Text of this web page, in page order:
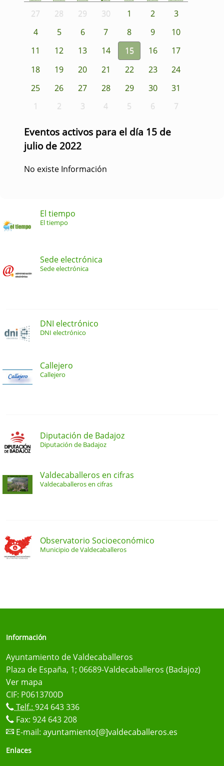
27 28 29 30 1 2
3
4
5 6 7 8 9
10
11
12 13 14 15 16
17
18
19 20 21 22 23
24
25
26 27 28 29 30
31
1
2 3 4 5 6 7
Eventos activos para el día 15 de
julio de 2022
No existe Información
El tiempo
El tiempo
Sede electrónica
Sede electrónica
DNI electrónico
DNI electrónico
Callejero
Callejero
Diputación de Badajoz
Diputación de Badajoz
Valdecaballeros en cifras
Valdecaballeros en cifras
Observatorio Socioeconómico
Municipio de Valdecaballeros
Información
Ayuntamiento de Valdecaballeros
Plaza de España, 1; 06689-Valdecaballeros (Badajoz)
Ver mapa
CIF: P0613700D
Telf.: 924 643 336
Fax: 924 643 208
E-mail: ayuntamiento[@]valdecaballeros.es
Enlaces